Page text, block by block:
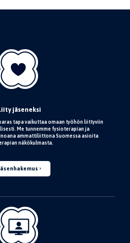
jäseneksi
tapa vaikuttaa omaan työhön liittyviin
Me tunnemme fysioterapian ja
ammattiliittona Suomessa asioita
näkökulmasta.